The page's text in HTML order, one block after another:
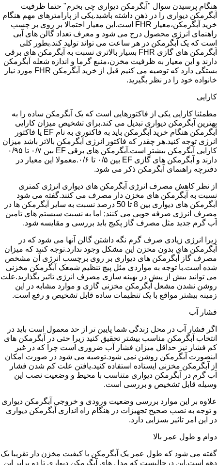
هنگام پرسیدن سوال "آبگرمکن دیواری چی بخرم" حتما ظرفیت
آبگرمکن دیواری را در ذهن داشته باشید.یکی از پارامترهای مهم هنگام
خرید آبگرمکن،معیار FHR است.این معیار احتمالا بر روی بر چسب
راهنمای انرژی محصول درج می شود و معرف تعداد گالن های آبی
است که یک آبگرمکن در هر ساعت می تواند تولید کند.بطور کلی
آبگرمکن های گازی FHR بسیار بالاتری نسبت به آبگرمکن های برقی
دارند و این معیار به ظرفیت مخزن،منبع گرما و اندازه شعله آبگرمکن
بستگی دارد که توصیه می کنیم قبل از خرید آبگرمکن FHR مورد نیاز
خانواده خود را در نظر بگیرید.
کارایی
مطمئنا کارایی یکی از فاکتورهایی است که یک آبگرمکن ساده را به
بهترین آبگرمکن دیواری تبدیل می کند.برای تشخیص میزان کارایی
آبگرمکن هنگام خرید آبگرمکن باید به فاکتوری به نام EF یا فاکتور
انرژی توجه کنید.هر چقدر که فاکتور انرژی آبگرمکن بالاتر باشد میزان
کارایی آبگرمکن بیشتر است.آبگرمکن های برقی EF بین ۰/۷ تا ۰/۹۵
دارند و آبگرمکن های گازی EF بین ۰/۵ تا ۰/۶.معمولا این معیار در
دفترچه راهنمای آبگرمکن ذکر می شود.
از نظر کاهش مصرف انرژی آبگرمکن های دیواری انرژی کمتری
نسبت به آبگرمکن های مخزن دار مصرف می کنند.گفته می شود
آبگرمکن های دیواری بین 8 تا 50 درصد نسبت به سایر آبگرمکن ها در
مصرف انرژی صرفه جویی می کنند; اما به نسبت سیستم های تامین
آب گرم جدید مثل مصرف گاز پکیج باید بررسی و مقایسه شود.
زیرا انرژی زیادی صرف گرم نگه داشتن گالن آنها می شود که در
آبگرمکن های بدون مخزن این مشکل وجود ندارد.توجه کنید که میزان
مصرف گاز آبگرمکن های دیواری بر روی برچسب انرژی آن مشخص
شده است.با توجه به مواردی مثل پیچ تنظیم شمعک آبگرمکن مخزنی
می توانید بیش از پیش در بهینه سازی مصرف انرژی تاثیر بگذارید.علت
روشن نشدن مشعل آبگرمکن مخزنی گازی و موارد مشابه در این
زمینه بیشتر مواقع با یک تنظیمات ساده قابل تشخیص و رفع است.
فشار آب
اگر فشار آب در محل زندگی شما پایین تر از حد معمول است باید در
انتخاب آبگرمکن مناسب بیشتر تحقیق کنید زیرا حتی در آبگرمکن های
کم فشار نیز حداقل میزان فشار آب ضروری است چرا که در غیر
اینصورت آبگرمکن روشن نمی شود.توصیه می شود در صورت امکان
از آبگرمکن مخزنی ایستاده استفاده کنید.یافتن علت کم شدن فشار
آب گرم در آبگرمکن دیواری متناسب با محیط و وضعیت نصب این
وسیله قابل تشخیص و بررسی است.
علاوه بر این موارد بررسی وضعیت ورودی و خروجی آبگرمکن دیواری
و توجه به نصب صحیح تجهیزات در هنگام راه اندازی آبگرمکن دیواری
در این امر تاثیر بسزایی دارد.
دوام و طول عمر بالا
گفته می شود که طول عمر یک آبگرمکن با کیفیت مخزن دار تقریبا یک
دهه است.این درحالیست که مدل های آبگرمکن دیواری تا دو برابر این